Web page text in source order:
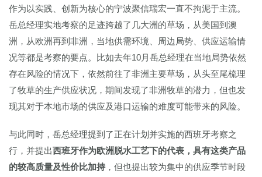
作为以实践、创新为核心的宁波聚信瑞宏一直不拘泥于主流。
岳总经理实地考察的足迹跨越了几大洲的草场，从美国到澳
洲，从欧洲再到非洲，当地供需环境、周边局势、供应运输情
况等都是考察的要点。比如去年10月岳总经理在当地局势依然
存在风险的情况下，依然前往了非洲主要草场，从头至尾梳理
了牧草的生产供应状况，期间发现了非洲牧草的潜力，但也发
现其对于本地市场的供应及港口运输的难度可能带来的风险。
与此同时，岳总经理提到了正在计划并实施的西班牙考察之
行，并提出西班牙作为欧洲脱水工艺下的代表，具有这类产品
的较高质量及性价比加持，但也提出较为集中的供应季节时段